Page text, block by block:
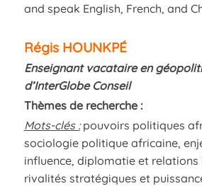
and speak English, French, and
Régis HOUNKPÉ
Enseignant vacataire en
d’InterGlobe Conseil
Thèmes de recherche :
Mots-clés :pouvoirs politiques
sociologie politique africaine,
influence, diplomatie et relations
rivalités stratégiques et